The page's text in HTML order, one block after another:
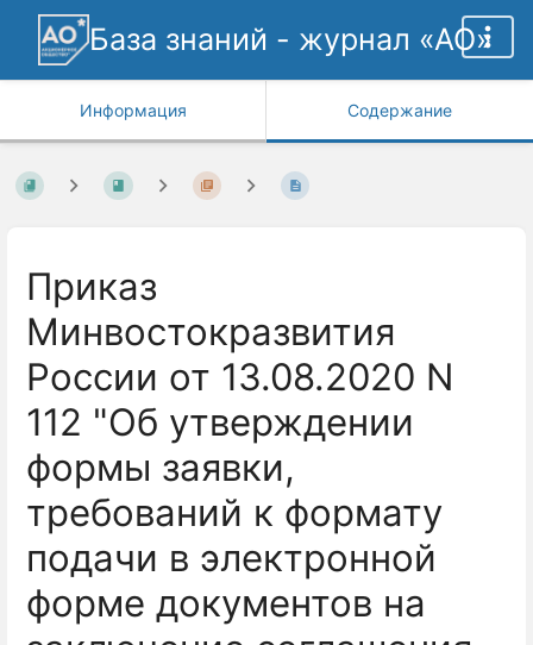
База знаний - журнал «АО»
Информация Содержание
Приказ
Минвостокразвития
России от 13.08.2020 N
112 "Об утверждении
формы заявки,
требований к формату
подачи в электронной
форме документов на